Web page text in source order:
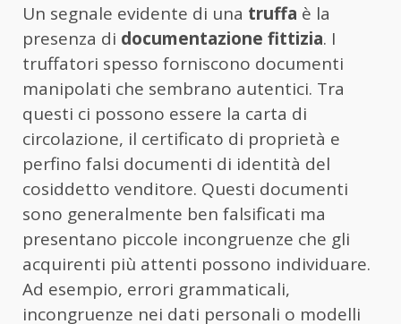
Un segnale evidente di una truffa è la
presenza di documentazione fittizia. I
truffatori spesso forniscono documenti
manipolati che sembrano autentici. Tra
questi ci possono essere la carta di
circolazione, il certificato di proprietà e
perfino falsi documenti di identità del
cosiddetto venditore. Questi documenti
sono generalmente ben falsificati ma
presentano piccole incongruenze che gli
acquirenti più attenti possono individuare.
Ad esempio, errori grammaticali,
incongruenze nei dati personali o modelli